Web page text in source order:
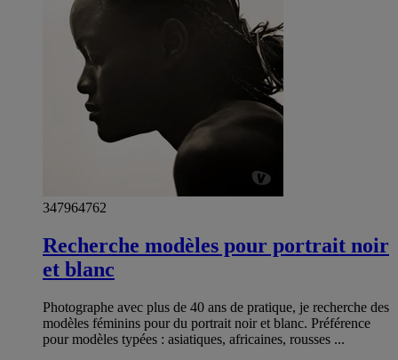
347964762
Recherche modèles pour portrait noir
et blanc
Photographe avec plus de 40 ans de pratique, je recherche des
modèles féminins pour du portrait noir et blanc. Préférence
pour modèles typées : asiatiques, africaines, rousses ...